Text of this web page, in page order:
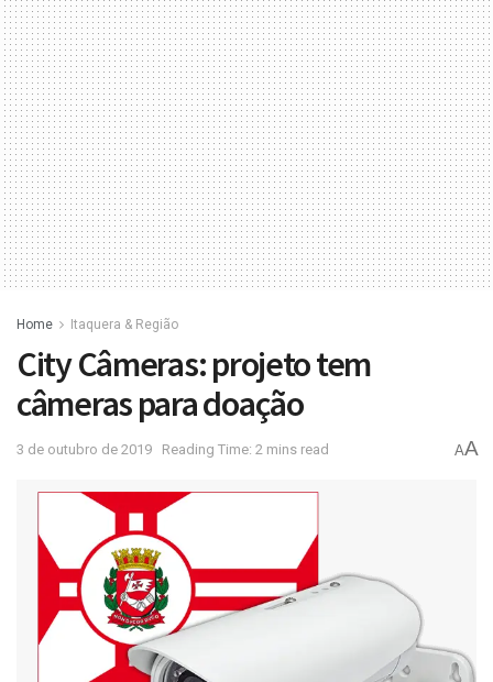
Home Itaquera & Região
City Câmeras: projeto tem
câmeras para doação
3 de outubro de 2019 Reading Time: 2 mins read AA